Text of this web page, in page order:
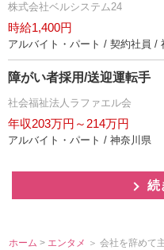
株式会社ベルシステム24
時給1,400円
アルバイト・パート / 契約社員 /
障がい者採用/送迎運転手
社会福祉法人ラファエル会
年収203万円～214万円
アルバイト・パート / 神奈川県
続
ホーム > エンタメ ＞ 会社を辞めて